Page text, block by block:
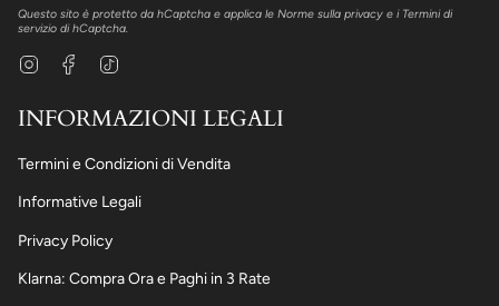
Questo sito è protetto da hCaptcha e applica le Norme sulla privacy e i Termini di
servizio di hCaptcha.
InstagramFacebook
INFORMAZIONI LEGALI
Termini e Condizioni di Vendita
Informative Legali
Privacy Policy
Klarna: Compra Ora e Paghi in 3 Rate